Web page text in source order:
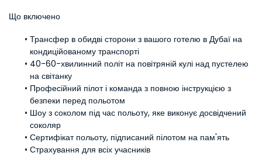
Що включено
Трансфер в обидві сторони з вашого готелю в Дубаї на
кондиційованому транспорті
40-60-хвилинний політ на повітряній кулі над пустелею
на світанку
Професійний пілот і команда з повною інструкцією з
безпеки перед польотом
Шоу з соколом під час польоту, яке виконує досвідчений
соколяр
Сертифікат польоту, підписаний пілотом на пам'ять
Страхування для всіх учасників